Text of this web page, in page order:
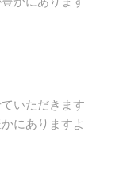
いただきます
にありますよ